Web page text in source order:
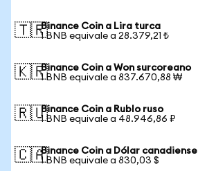
🇹🇷Binance Coin a Lira turca
1 BNB equivale a 28.379,21 ₺
🇰🇷Binance Coin a Won surcoreano
1 BNB equivale a 837.670,88 ₩
🇷🇺Binance Coin a Rublo ruso
1 BNB equivale a 48.946,86 ₽
🇨🇦Binance Coin a Dólar canadiense
1 BNB equivale a 830,03 $